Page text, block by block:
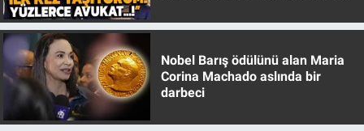
Nobel Barış ödülünü alan Maria
Corina Machado aslında bir
darbeci